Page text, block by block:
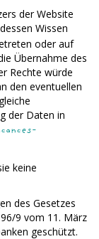
der Website
Wissen
oder auf
Übernahme des
Rechte würde
den eventuellen
der Daten in
keine
des Gesetzes
9 vom 11. März
geschützt.